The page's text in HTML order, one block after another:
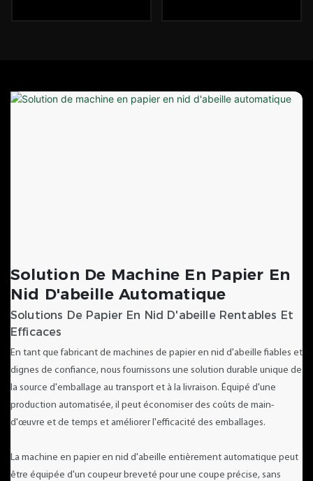
Solution De Machine En Papier En
Nid D'abeille Automatique
Solutions De Papier En Nid D'abeille Rentables Et
Efficaces
En tant que fabricant de machines de papier en nid d'abeille fiables et
dignes de confiance, nous fournissons une solution durable unique de
la source d'emballage au transport et à la livraison. Équipé d'une
production automatisée, il peut économiser des coûts de main-
d'œuvre et de temps et améliorer l'efficacité des emballages.
La machine en papier en nid d'abeille entièrement automatique peut
être équipée d'un coupeur breveté pour une coupe précise, sans